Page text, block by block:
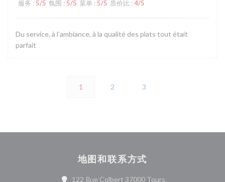
服务 : 5/5 氛围 : 5/5 菜单 : 5/5 质价比 : 4/5
Du service, à l’ambiance, à la qualité des plats tout était
parfait
1 2 3
地图和联系方式
122 Rue Colbert 37000 Tours((在新窗口中打开))